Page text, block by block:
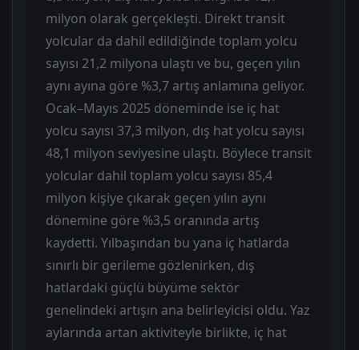
milyon olarak gerçekleşti. Direkt transit
yolcular da dahil edildiğinde toplam yolcu
sayısı 21,2 milyona ulaştı ve bu, geçen yılın
aynı ayına göre %3,7 artış anlamına geliyor.
Ocak–Mayıs 2025 döneminde ise iç hat
yolcu sayısı 37,3 milyon, dış hat yolcu sayısı
48,1 milyon seviyesine ulaştı. Böylece transit
yolcular dahil toplam yolcu sayısı 85,4
milyon kişiye çıkarak geçen yılın aynı
dönemine göre %3,5 oranında artış
kaydetti. Yılbaşından bu yana iç hatlarda
sınırlı bir gerileme gözlenirken, dış
hatlardaki güçlü büyüme sektör
genelindeki artışın ana belirleyicisi oldu. Yaz
aylarında artan aktiviteyle birlikte, iç hat